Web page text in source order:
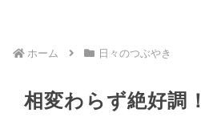
ホーム 日々のつぶやき
相変わらず絶好調！